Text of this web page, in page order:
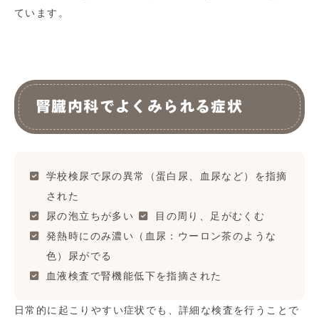
ています。
腎臓内科でよくみられる症状
学校検尿で尿の異常（蛋白尿、血尿など）を指摘
された
尿の泡立ちが多い
目の周り、足がむくむ
発熱時にのみ濃い（血尿：ウーロン茶のような
色）尿がでる
血液検査で腎機能低下を指摘された
日常的に起こりやすい症状でも、詳細な検査を行うことで